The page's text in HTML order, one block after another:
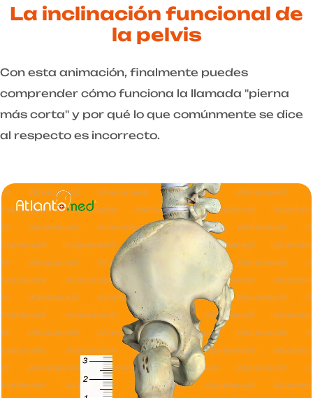
La inclinación funcional de
la pelvis
Con esta animación, finalmente puedes
comprender cómo funciona la llamada "pierna
más corta" y por qué lo que comúnmente se dice
al respecto es incorrecto.